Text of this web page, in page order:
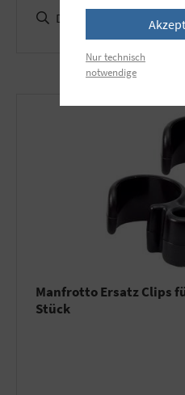
Details
Manfrotto Ersatz Clips
Stück
Nur technisch
notwendige